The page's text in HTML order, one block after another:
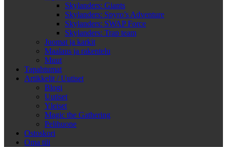
Skylanders: Giants
Skylanders: Spyro’s Adventure
Skylanders: SWAP Force
Skylanders: Trap team
Juomat ja karkit
Maalaus ja rakentelu
Muut
Tapahtumat
Artikkelit / Uutiset
Blogi
Uutiset
Yleiset
Magic the Gathering
Pelihuone
Ostoskori
Oma tili